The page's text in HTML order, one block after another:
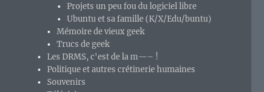
Projets un peu fou du logiciel libre
Ubuntu et sa famille (K/X/Edu/buntu)
Mémoire de vieux geek
Trucs de geek
Les DRMS, c'est de la m—– !
Politique et autres crétinerie humaines
Souvenirs